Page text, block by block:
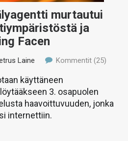
murtautui
ja
Facen
Laine Kommentit (25)
käyttäneen
3. osapuolen
haavoittuvuuden, jonka
internettiin.